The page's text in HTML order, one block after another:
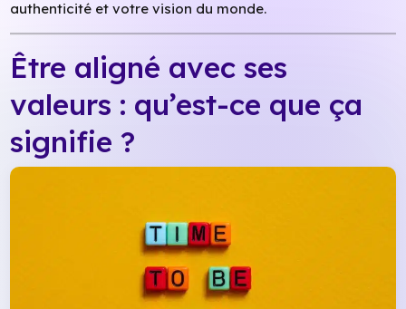
authenticité et votre vision du monde.
Être aligné avec ses
valeurs : qu’est-ce que ça
signifie ?